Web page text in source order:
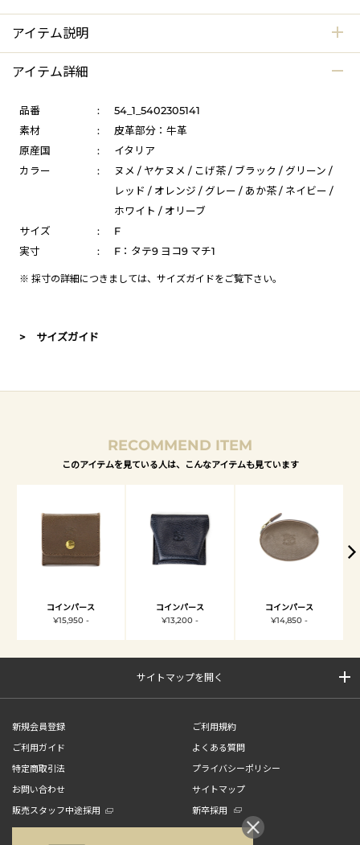
アイテム説明
アイテム詳細
品番 :
54_1_5402305141
素材
:
皮革部分：牛革
原産国
:
イタリア
カラー
:
ヌメ / ヤケヌメ / こげ茶 / ブラック / グリーン /
レッド / オレンジ / グレー / あか茶 / ネイビー /
ホワイト / オリーブ
サイズ
:
F
実寸
: F：タテ9 ヨコ9 マチ1
※ 採寸の詳細につきましては、 サイズガイドをご覧下さい。
> サイズガイド
RECOMMEND ITEM
このアイテムを見ている人は、こんなアイテムも見ています
コインパース
¥15,950 -
コインパース
¥13,200 -
コインパース
¥14,850 -
サイトマップを開く
新規会員登録
ご利用規約
ご利用ガイド
よくある質問
特定商取引法
プライバシーポリシー
お問い合わせ
サイトマップ
販売スタッフ中途採用
新卒採用